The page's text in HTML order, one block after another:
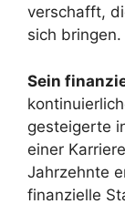
verschafft,
sich bringen.
Sein
gesteigerte
einer
Jahrzehnte
finanzielle